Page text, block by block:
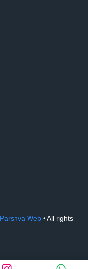
Parshva Web • All rights